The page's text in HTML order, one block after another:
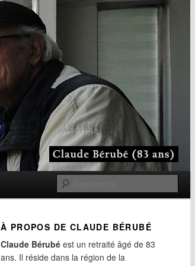
À PROPOS DE CLAUDE BÉRUBÉ
Claude Bérubé est un retraité âgé de 83
ans. Il réside dans la région de la